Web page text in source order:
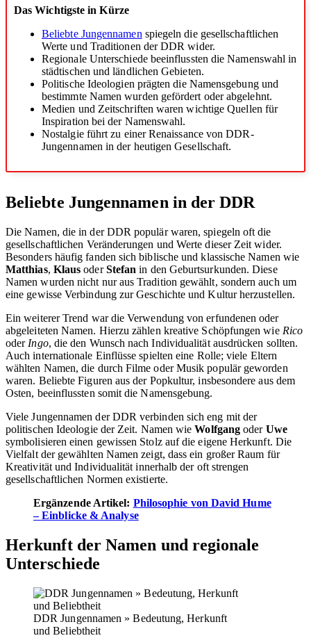
Das Wichtigste in Kürze
Beliebte Jungennamen spiegeln die gesellschaftlichen
Werte und Traditionen der DDR wider.
Regionale Unterschiede beeinflussten die Namenswahl in
städtischen und ländlichen Gebieten.
Politische Ideologien prägten die Namensgebung und
bestimmte Namen wurden gefördert oder abgelehnt.
Medien und Zeitschriften waren wichtige Quellen für
Inspiration bei der Namenswahl.
Nostalgie führt zu einer Renaissance von DDR-
Jungennamen in der heutigen Gesellschaft.
Beliebte Jungennamen in der DDR
Die Namen, die in der DDR populär waren, spiegeln oft die
gesellschaftlichen Veränderungen und Werte dieser Zeit wider.
Besonders häufig fanden sich biblische und klassische Namen wie
Matthias, Klaus oderStefan in den Geburtsurkunden. Diese
Namen wurden nicht nur aus Tradition gewählt, sondern auch um
eine gewisse Verbindung zur Geschichte und Kultur herzustellen.
Ein weiterer Trend war die Verwendung von erfundenen oder
abgeleiteten Namen. Hierzu zählen kreative Schöpfungen wie Rico
oder Ingo, die den Wunsch nach Individualität ausdrücken sollten.
Auch internationale Einflüsse spielten eine Rolle; viele Eltern
wählten Namen, die durch Filme oder Musik populär geworden
waren. Beliebte Figuren aus der Popkultur, insbesondere aus dem
Osten, beeinflussten somit die Namensgebung.
Viele Jungennamen der DDR verbinden sich eng mit der
politischen Ideologie der Zeit. Namen wieWolfgang oder Uwe
symbolisieren einen gewissen Stolz auf die eigene Herkunft. Die
Vielfalt der gewählten Namen zeigt, dass ein großer Raum für
Kreativität und Individualität innerhalb der oft strengen
gesellschaftlichen Normen existierte.
Ergänzende Artikel: Philosophie von David Hume
– Einblicke & Analyse
Herkunft der Namen und regionale
Unterschiede
DDR Jungennamen » Bedeutung, Herkunft
und Beliebtheit